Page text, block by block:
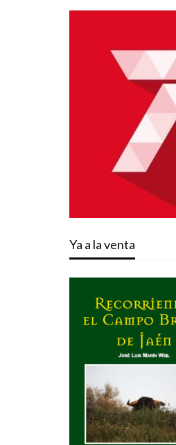
Ya a la venta